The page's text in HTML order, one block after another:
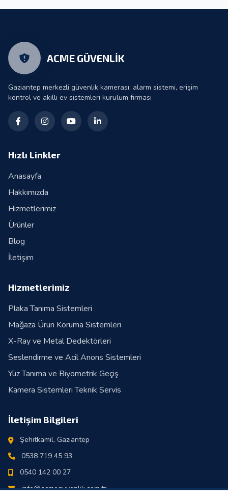
ACME GÜVENLİK
Gaziantep merkezli güvenlik kamerası, alarm sistemi, erişim
kontrol ve akıllı ev sistemleri kurulum firması
Hızlı Linkler
Anasayfa
Hakkımızda
Hizmetlerimiz
Ürünler
Blog
İletişim
Hizmetlerimiz
Plaka Tanıma Sistemleri
Mağaza Ürün Koruma Sistemleri
X-Ray ve Metal Dedektörleri
Seslendirme ve Acil Anons Sistemleri
Yüz Tanıma ve Biyometrik Geçiş
Kamera Sistemleri Teknik Servis
İletişim Bilgileri
Şehitkamil, Gaziantep
0538 719 45 93
0540 142 00 27
info@acmeguvenlik.com.tr